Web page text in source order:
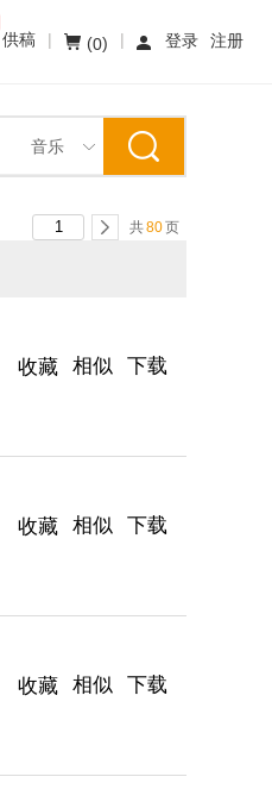
供稿 | (0) | 登录 注册
音乐
共80页
收藏 相似 下载
收藏 相似 下载
收藏 相似 下载